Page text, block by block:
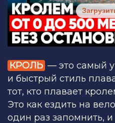
КРОЛЬ — это самый
и быстрый стиль
тот, кто плавает
Это как ездить на
один раз запомнить, и